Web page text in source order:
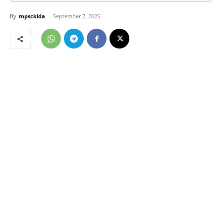
By mpsckida - September 7, 2025